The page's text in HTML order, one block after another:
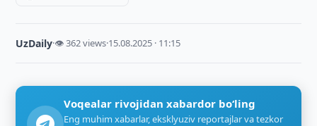
UzDaily·👁 362 views·15.08.2025 · 11:15
Voqealar rivojidan xabardor bo‘ling
Eng muhim xabarlar, eksklyuziv reportajlar va tezkor